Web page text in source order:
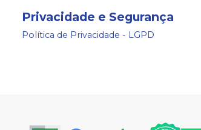
Privacidade e Segurança
Política de Privacidade - LGPD